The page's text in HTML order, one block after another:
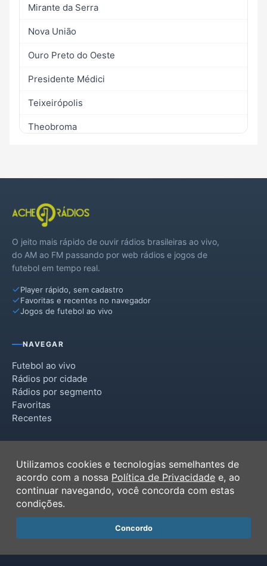
Mirante da Serra
Nova União
Ouro Preto do Oeste
Presidente Médici
Teixeirópolis
Theobroma
O jeito mais rápido de ouvir rádios brasileiras ao vivo,
do AM ao FM passando por web rádios e jogos de
futebol em tempo real.
Player rápido, sem cadastro
Favoritas e recentes no navegador
Jogos de futebol ao vivo
NAVEGAR
Futebol ao vivo
Rádios por cidade
Rádios por segmento
Favoritas
Recentes
Termos de Uso
Política de Privacidade
Ferramentas
Contato
Utilizamos cookies e tecnologias semelhantes de
acordo com a nossa Política de Privacidade e, ao
continuar navegando, você concorda com estas
condições.
Concordo